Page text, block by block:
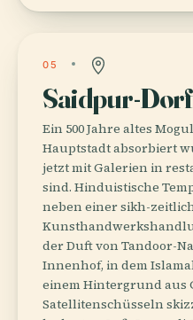
05
Saidpur-Dorf
Ein 500 Jahre altes
Hauptstadt absorbiert
jetzt mit Galerien in
sind. Hinduistische
neben einer sikh-
der Duft von Tandoor-
Innenhof, in dem
einem Hintergrund aus
Satellitenschüsseln